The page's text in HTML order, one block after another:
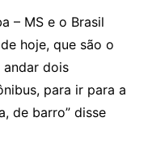
– MS e o Brasil
hoje, que são o
andar dois
para ir para a
de barro” disse